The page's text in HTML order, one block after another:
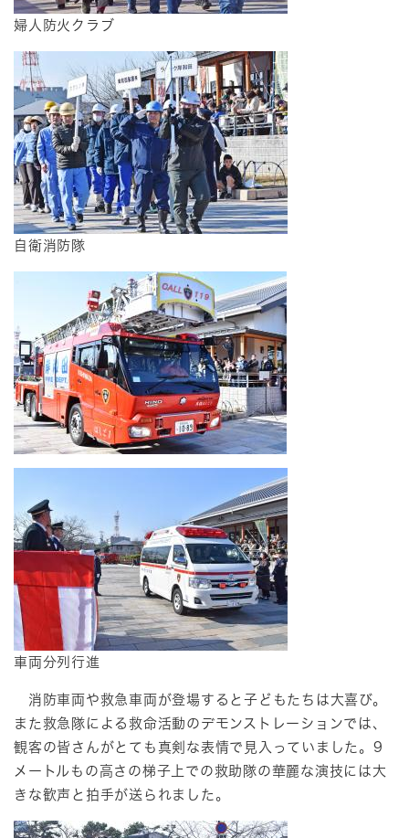
婦人防火クラブ
自衛消防隊
車両分列行進
消防車両や救急車両が登場すると子どもたちは大喜び。
また救急隊による救命活動のデモンストレーションでは、
観客の皆さんがとても真剣な表情で見入っていました。9
メートルもの高さの梯子上での救助隊の華麗な演技には大
きな歓声と拍手が送られました。